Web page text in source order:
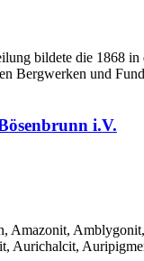
bildete die 1868
Bergwerken und
i.V.
Amazonit,
Aurichalcit,